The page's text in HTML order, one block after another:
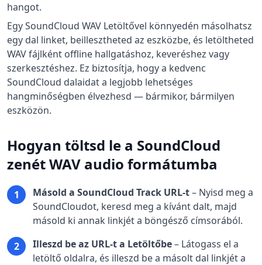
hangot.
Egy SoundCloud WAV Letöltővel könnyedén másolhatsz
egy dal linket, beillesztheted az eszközbe, és letöltheted
WAV fájlként offline hallgatáshoz, keveréshez vagy
szerkesztéshez. Ez biztosítja, hogy a kedvenc
SoundCloud dalaidat a legjobb lehetséges
hangminőségben élvezhesd — bármikor, bármilyen
eszközön.
Hogyan töltsd le a SoundCloud
zenét WAV audio formátumba
1 Másold a SoundCloud Track URL-t– Nyisd meg a
SoundCloudot, keresd meg a kívánt dalt, majd
másold ki annak linkjét a böngésző címsorából.
2
Illeszd be az URL-t a Letöltőbe– Látogass el a
letöltő oldalra, és illeszd be a másolt dal linkjét a